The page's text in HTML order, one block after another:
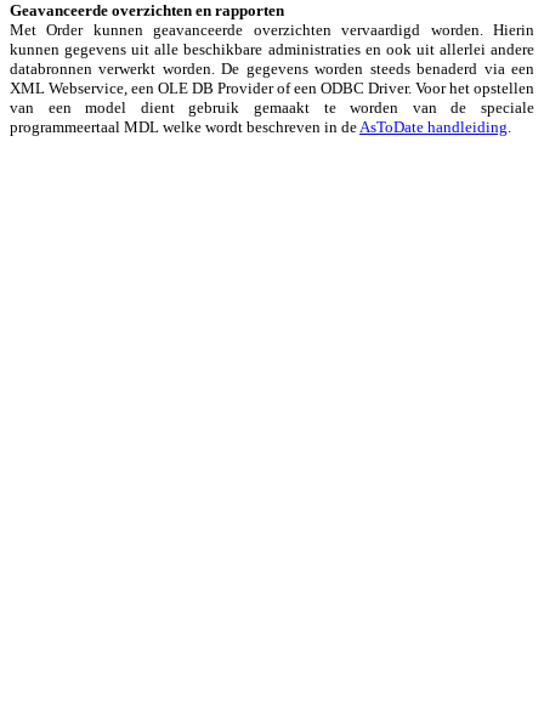
Geavanceerde overzichten en rapporten
Met Order kunnen geavanceerde overzichten vervaardigd worden. Hierin
kunnen gegevens uit alle beschikbare administraties en ook uit allerlei andere
databronnen verwerkt worden. De gegevens worden steeds benaderd via een
XML Webservice, een OLE DB Provider of een ODBC Driver. Voor het opstellen
van een model dient gebruik gemaakt te worden van de speciale
programmeertaal MDL welke wordt beschreven in deAsToDate handleiding.